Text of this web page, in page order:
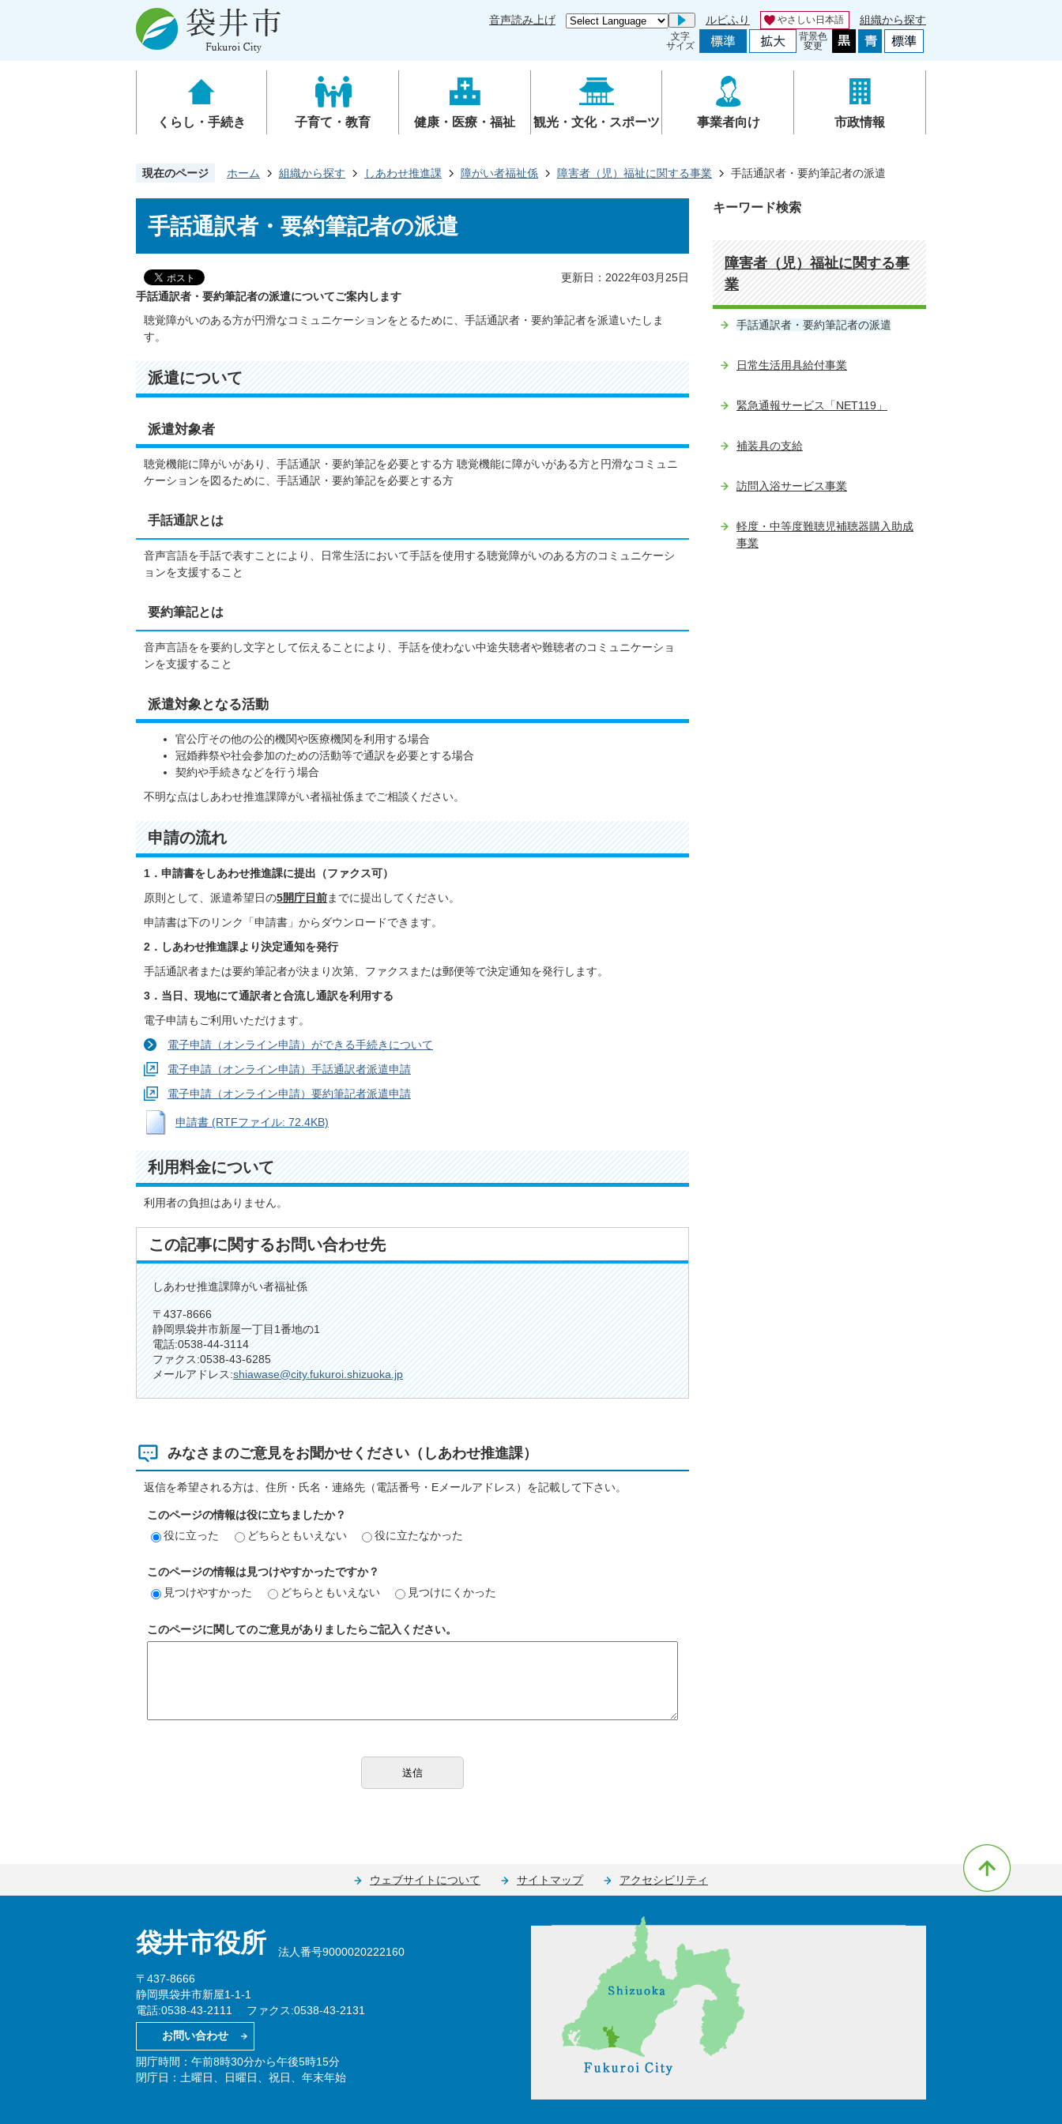
音声読み上げ Go ルビふり やさしい日本語 組織から探す
文字
サイズ
背景色
変更
くらし・手続き 子育て・教育 健康・医療・福祉 観光・文化・スポーツ 事業者向け 市政情報
現在のページ ホーム 組織から探す しあわせ推進課 障がい者福祉係 障害者（児）福祉に関する事業 手話通訳者・要約筆記者の派遣
手話通訳者・要約筆記者の派遣
更新日：2022年03月25日
手話通訳者・要約筆記者の派遣についてご案内します
聴覚障がいのある方が円滑なコミュニケーションをとるために、手話通訳者・要約筆記者を派遣いたしま
す。
派遣について
派遣対象者
聴覚機能に障がいがあり、手話通訳・要約筆記を必要とする方 聴覚機能に障がいがある方と円滑なコミュニ
ケーションを図るために、手話通訳・要約筆記を必要とする方
手話通訳とは
音声言語を手話で表すことにより、日常生活において手話を使用する聴覚障がいのある方のコミュニケーシ
ョンを支援すること
要約筆記とは
音声言語をを要約し文字として伝えることにより、手話を使わない中途失聴者や難聴者のコミュニケーショ
ンを支援すること
派遣対象となる活動
官公庁その他の公的機関や医療機関を利用する場合
冠婚葬祭や社会参加のための活動等で通訳を必要とする場合
契約や手続きなどを行う場合
不明な点はしあわせ推進課障がい者福祉係までご相談ください。
申請の流れ
1．申請書をしあわせ推進課に提出（ファクス可）
原則として、派遣希望日の5開庁日前までに提出してください。
申請書は下のリンク「申請書」からダウンロードできます。
2．しあわせ推進課より決定通知を発行
手話通訳者または要約筆記者が決まり次第、ファクスまたは郵便等で決定通知を発行します。
3．当日、現地にて通訳者と合流し通訳を利用する
電子申請もご利用いただけます。
電子申請（オンライン申請）ができる手続きについて
電子申請（オンライン申請）手話通訳者派遣申請
電子申請（オンライン申請）要約筆記者派遣申請
申請書 (RTFファイル: 72.4KB)
利用料金について
利用者の負担はありません。
この記事に関するお問い合わせ先
しあわせ推進課障がい者福祉係
〒437-8666
静岡県袋井市新屋一丁目1番地の1
電話:0538-44-3114
ファクス:0538-43-6285
メールアドレス:shiawase@city.fukuroi.shizuoka.jp
みなさまのご意見をお聞かせください（しあわせ推進課）
返信を希望される方は、住所・氏名・連絡先（電話番号・Eメールアドレス）を記載して下さい。
このページの情報は役に立ちましたか？
役に立った
どちらともいえない 役に立たなかった
このページの情報は見つけやすかったですか？
見つけやすかった
どちらともいえない 見つけにくかった
このページに関してのご意見がありましたらご記入ください。
キーワード検索
障害者（児）福祉に関する事
業
手話通訳者・要約筆記者の派遣
日常生活用具給付事業
緊急通報サービス「NET119」
補装具の支給
訪問入浴サービス事業
軽度・中等度難聴児補聴器購入助成
事業
ウェブサイトについて サイトマップ アクセシビリティ
袋井市役所 法人番号9000020222160
〒437-8666
静岡県袋井市新屋1-1-1
電話:0538-43-2111 ファクス:0538-43-2131
お問い合わせ
開庁時間：午前8時30分から午後5時15分
閉庁日：土曜日、日曜日、祝日、年末年始